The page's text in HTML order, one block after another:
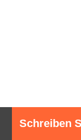
Schreiben